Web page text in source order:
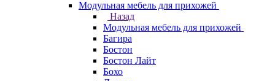
Модульная мебель для прихожей
Назад
Модульная мебель для прихожей
Багира
Бостон
Бостон Лайт
Бохо